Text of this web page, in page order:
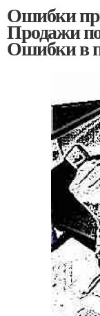
Ошибки
Продажи
Ошибки в